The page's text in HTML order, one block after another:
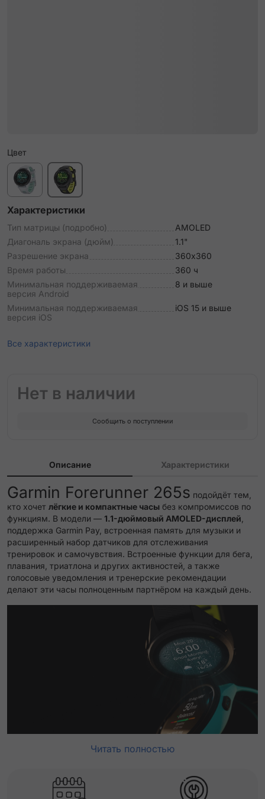
Цвет
Характеристики
Тип матрицы (подробно)
AMOLED
Диагональ экрана (дюйм)
1.1"
Разрешение экрана
360х360
Время работы
360 ч
Минимальная поддерживаемая
версия Android
8 и выше
Минимальная поддерживаемая
версия iOS
iOS 15 и выше
Все характеристики
Нет в наличии
Сообщить о поступлении
Описание Характеристики
Garmin Forerunner 265s подойдёт тем,
кто хочет лёгкие и компактные часы без компромиссов по
функциям. В модели — 1.1-дюймовый AMOLED-дисплей
поддержка Garmin Pay, встроенная память для музыки и
расширенный набор датчиков для отслеживания
тренировок и самочувствия. Встроенные функции для бега,
плавания, триатлона и других активностей, а также
голосовые уведомления и тренерские рекомендации
делают эти часы полноценным партнёром на каждый день.
Читать полностью